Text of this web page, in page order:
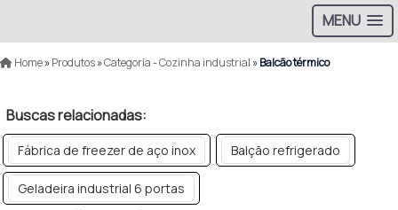
MENU
Home»Produtos»Categoria - Cozinha industrial »Balcão térmico
Buscas relacionadas:
Fábrica de freezer de aço inox Balção refrigerado
Geladeira industrial 6 portas